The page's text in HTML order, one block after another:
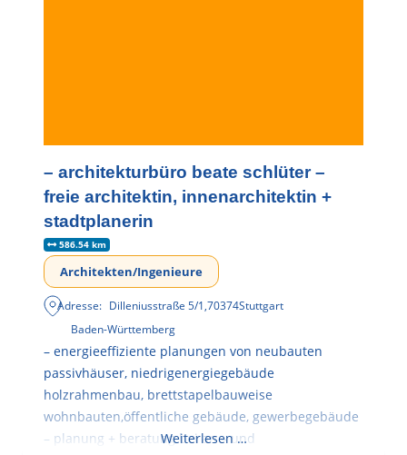
– architekturbüro beate schlüter –
freie architektin, innenarchitektin +
stadtplanerin
586.54 km
Architekten/Ingenieure
Adresse: Dilleniusstraße 5/1,70374Stuttgart
Baden-Württemberg
– energieeffiziente planungen von neubauten
passivhäuser, niedrigenergiegebäude
holzrahmenbau, brettstapelbauweise
wohnbauten,öffentliche gebäude, gewerbegebäude
– planung + beratung bei an – und
Weiterlesen …